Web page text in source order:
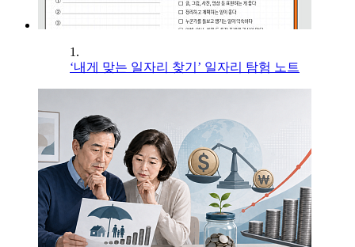
1.
‘내게 맞는 일자리 찾기’ 일자리 탐험 노트